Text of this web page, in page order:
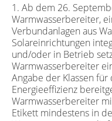
1. Ab dem 26.
Warmwasserbereiter,
Verbundanlagen aus
Solareinrichtungen
und/oder in Betrieb
Warmwasserbereiter
Angabe der Klassen
Energieeffizienz
Warmwasserbereiter
Etikett mindestens in